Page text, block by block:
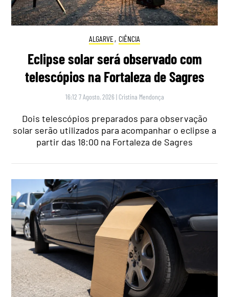
ALGARVE, CIÊNCIA
Eclipse solar será observado com
telescópios na Fortaleza de Sagres
16:12 7 Agosto, 2026 | Cristina Mendonça
Dois telescópios preparados para observação
solar serão utilizados para acompanhar o eclipse a
partir das 18:00 na Fortaleza de Sagres